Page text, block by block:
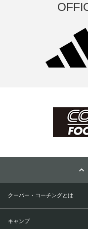
クーバー・コーチングとは
キャンプ